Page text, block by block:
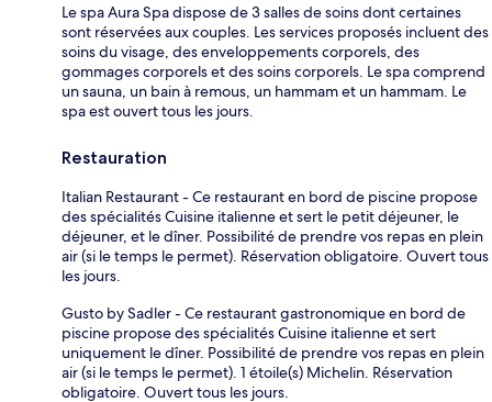
Le spa Aura Spa dispose de 3 salles de soins dont certaines
sont réservées aux couples. Les services proposés incluent des
soins du visage, des enveloppements corporels, des
gommages corporels et des soins corporels. Le spa comprend
un sauna, un bain à remous, un hammam et un hammam. Le
spa est ouvert tous les jours.
Restauration
Italian Restaurant - Ce restaurant en bord de piscine propose
des spécialités Cuisine italienne et sert le petit déjeuner, le
déjeuner, et le dîner. Possibilité de prendre vos repas en plein
air (si le temps le permet). Réservation obligatoire. Ouvert tous
les jours.
Gusto by Sadler - Ce restaurant gastronomique en bord de
piscine propose des spécialités Cuisine italienne et sert
uniquement le dîner. Possibilité de prendre vos repas en plein
air (si le temps le permet). 1 étoile(s) Michelin. Réservation
obligatoire. Ouvert tous les jours.